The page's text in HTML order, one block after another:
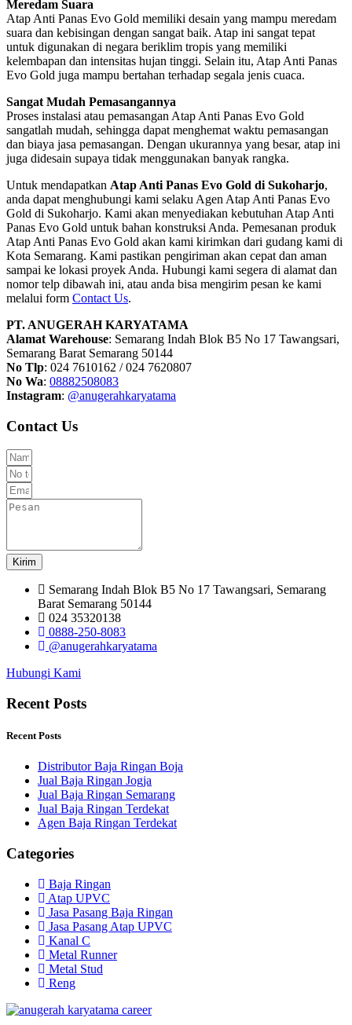
Meredam Suara
Atap Anti Panas Evo Gold memiliki desain yang mampu meredam
suara dan kebisingan dengan sangat baik. Atap ini sangat tepat
untuk digunakan di negara beriklim tropis yang memiliki
kelembapan dan intensitas hujan tinggi. Selain itu, Atap Anti Panas
Evo Gold juga mampu bertahan terhadap segala jenis cuaca.
Sangat Mudah Pemasangannya
Proses instalasi atau pemasangan Atap Anti Panas Evo Gold
sangatlah mudah, sehingga dapat menghemat waktu pemasangan
dan biaya jasa pemasangan. Dengan ukurannya yang besar, atap ini
juga didesain supaya tidak menggunakan banyak rangka.
Untuk mendapatkan Atap Anti Panas Evo Gold di Sukoharjo,
anda dapat menghubungi kami selaku Agen Atap Anti Panas Evo
Gold di Sukoharjo. Kami akan menyediakan kebutuhan Atap Anti
Panas Evo Gold untuk bahan konstruksi Anda. Pemesanan produk
Atap Anti Panas Evo Gold akan kami kirimkan dari gudang kami di
Kota Semarang. Kami pastikan pengiriman akan cepat dan aman
sampai ke lokasi proyek Anda. Hubungi kami segera di alamat dan
nomor telp dibawah ini, atau anda bisa mengirim pesan ke kami
melalui form Contact Us.
PT. ANUGERAH KARYATAMA
Alamat Warehouse: Semarang Indah Blok B5 No 17 Tawangsari,
Semarang Barat Semarang 50144
No Tlp: 024 7610162 / 024 7620807
No Wa: 08882508083
Instagram: @anugerahkaryatama
Contact Us
Kirim
Semarang Indah Blok B5 No 17 Tawangsari, Semarang
Barat Semarang 50144
024 35320138
0888-250-8083
@anugerahkaryatama
Hubungi Kami
Recent Posts
Recent Posts
Distributor Baja Ringan Boja
Jual Baja Ringan Jogja
Jual Baja Ringan Semarang
Jual Baja Ringan Terdekat
Agen Baja Ringan Terdekat
Categories
Baja Ringan
Atap UPVC
Jasa Pasang Baja Ringan
Jasa Pasang Atap UPVC
Kanal C
Metal Runner
Metal Stud
Reng